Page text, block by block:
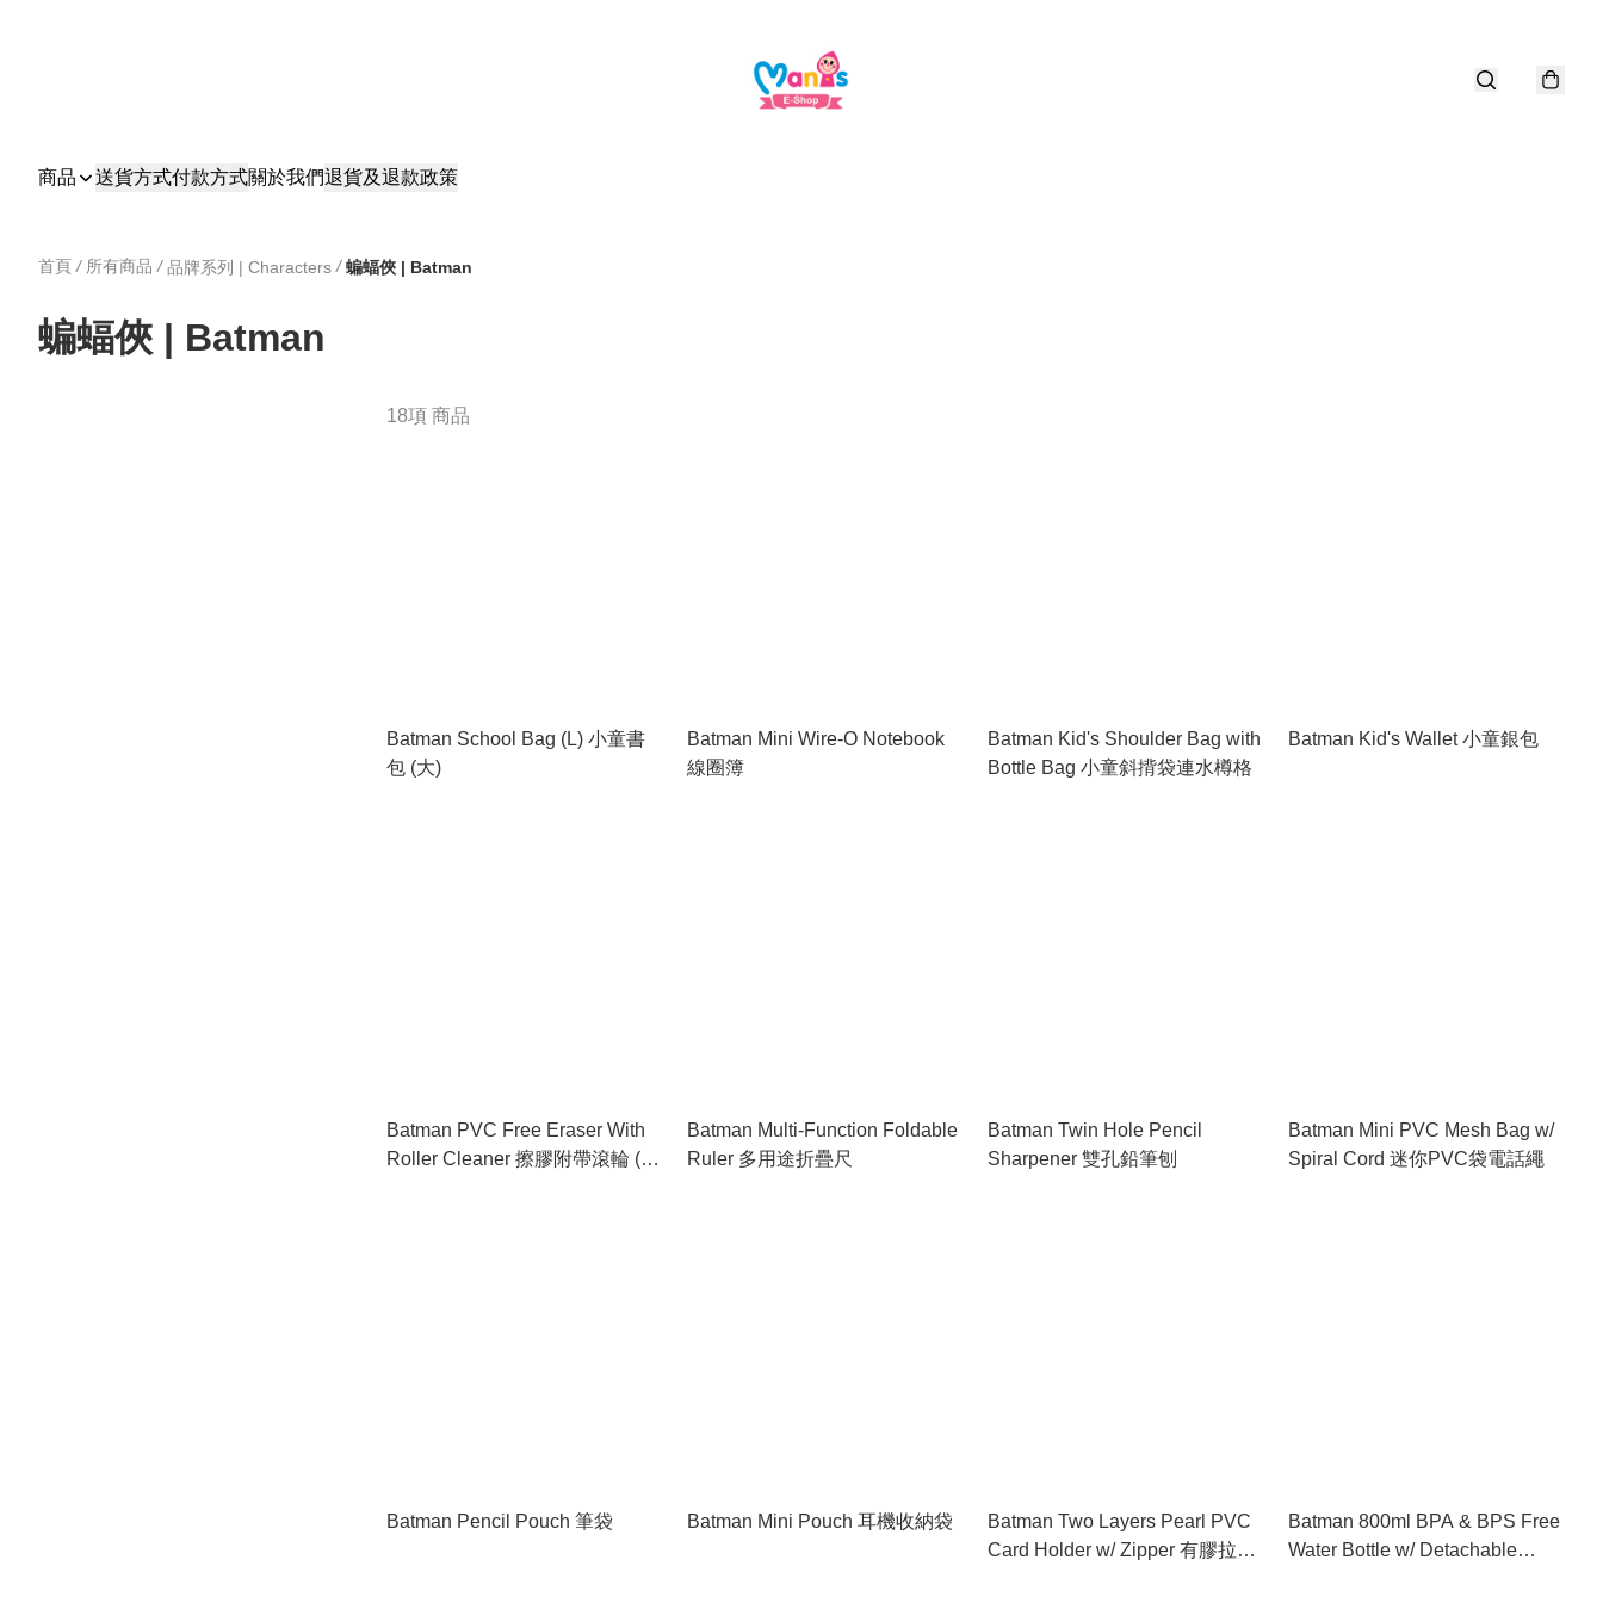
商品 送貨方式付款方式關於我們退貨及退款政策
首頁 / 所有商品 / 品牌系列 | Characters / 蝙蝠俠 | Batman
蝙蝠俠 | Batman
18項 商品
Batman School Bag (L) 小童書
包 (大)
Batman Mini Wire-O Notebook
線圈簿
Batman Kid's Shoulder Bag with
Bottle Bag 小童斜揹袋連水樽格
Batman Kid's Wallet 小童銀包
Batman PVC Free Eraser With
Roller Cleaner 擦膠附帶滾輪 (不
Batman Multi-Function Foldable
Ruler 多用途折疊尺
Batman Twin Hole Pencil
Sharpener 雙孔鉛筆刨
Batman Mini PVC Mesh Bag w/
Spiral Cord 迷你PVC袋電話繩
Batman Pencil Pouch 筆袋 Batman Mini Pouch 耳機收納袋
Batman Two Layers Pearl PVC
Card Holder w/ Zipper 有膠拉鍊
Batman 800ml BPA & BPS Free
Water Bottle w/ Detachable